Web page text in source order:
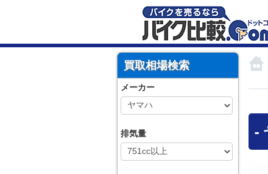
-
買取相場検索
メーカー
排気量